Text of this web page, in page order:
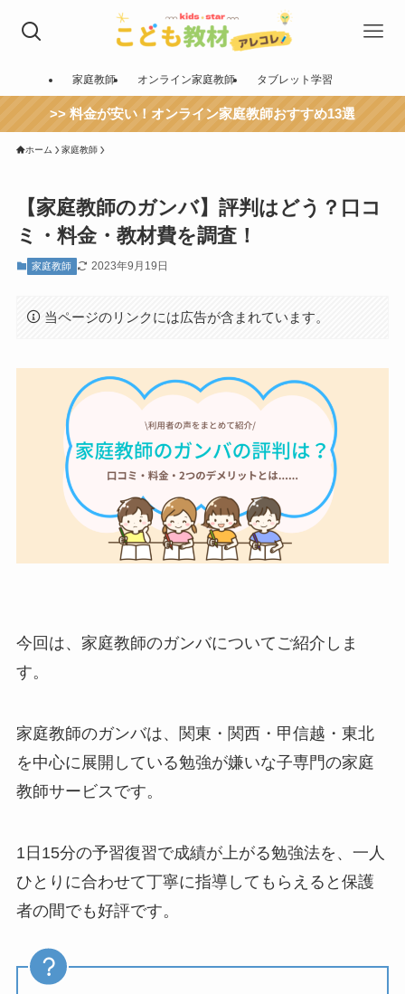
家庭教師 オンライン家庭教師 タブレット学習
>> 料金が安い！オンライン家庭教師おすすめ13選
ホーム 家庭教師
【家庭教師のガンバ】評判はどう？口コ
ミ・料金・教材費を調査！
家庭教師 2023年9月19日
当ページのリンクには広告が含まれています。
今回は、家庭教師のガンバについてご紹介しま
す。
家庭教師のガンバは、関東・関西・甲信越・東北
を中心に 展開している勉強が嫌いな子専門の家庭
教師サービスです。
1日15分の予習復習で成績が上がる勉強法を、一人
ひとりに合わせて丁寧に指導してもらえると保護
者の間でも好評です。